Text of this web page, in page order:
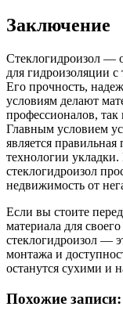
Заключение
Стеклогидроизол —
для гидроизоляции с
Его прочность,
условиям делают
профессионалов, так
Главным условием
является
технологии укладки.
стеклогидроизол
недвижимость от
Если вы стоите
материала для
стеклогидроизол —
монтажа и
останутся сухими и
Похожие записи: